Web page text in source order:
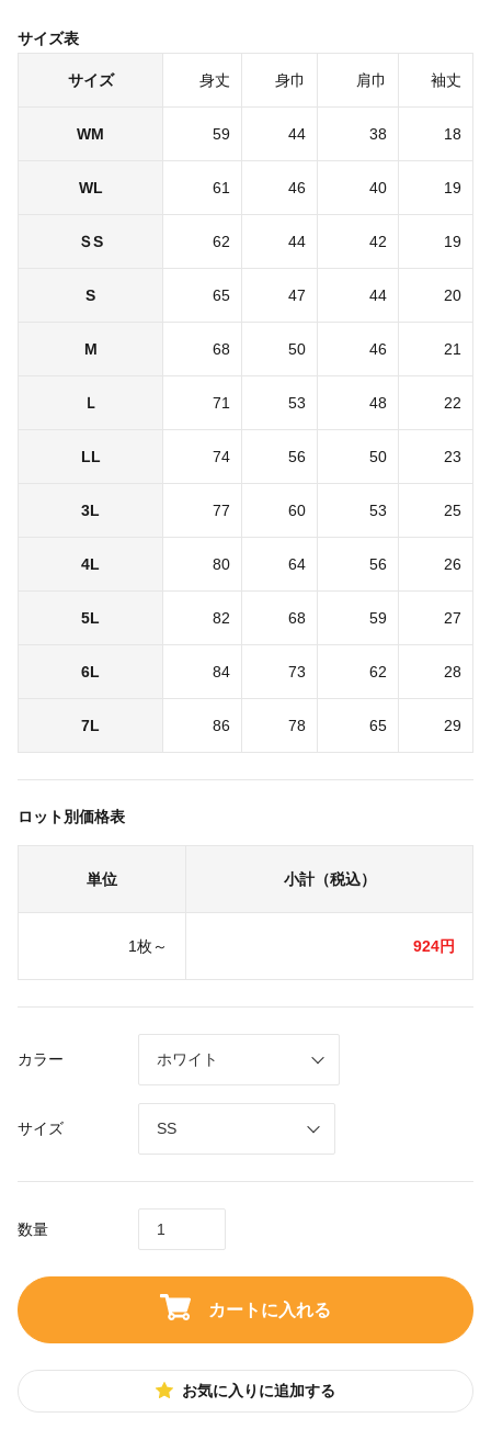
サイズ表
サイズ 身丈 身巾 肩巾 袖丈
WM 59 44 38 18
WL 61 46 40 19
ＳS 62 44 42 19
S 65 47 44 20
M 68 50 46 21
Ｌ 71 53 48 22
LL 74 56 50 23
3L 77 60 53 25
4L 80 64 56 26
5L 82 68 59 27
6L 84 73 62 28
7L 86 78 65 29
ロット別価格表
単位 小計（税込）
1枚～ 924円
カラー
サイズ
数量
カートに入れる
お気に入りに追加する